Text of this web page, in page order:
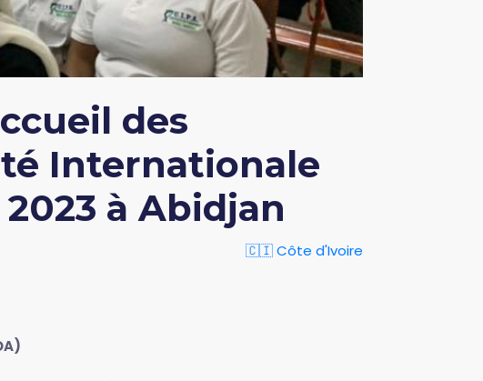
des
Internationale
à Abidjan
🇨🇮 Côte d'Ivoire